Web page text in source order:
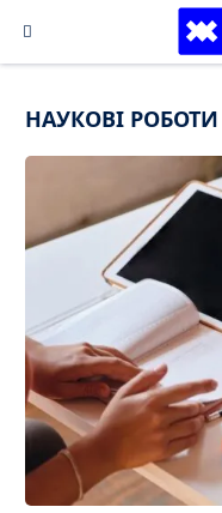
content
НАУКОВІ РОБОТИ